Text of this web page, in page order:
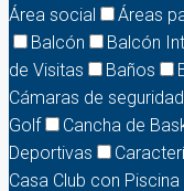
Área social
Áreas
Balcón
Balcón
de Visitas
Baños
Cámaras de seguridad
Golf
Cancha de
Deportivas
Casa Club con Piscina